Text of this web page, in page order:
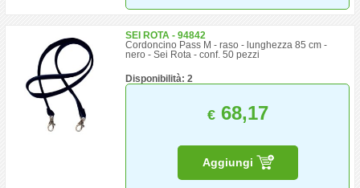
SEI ROTA - 94842
Cordoncino Pass M - raso - lunghezza 85 cm -
nero - Sei Rota - conf. 50 pezzi
Disponibilità: 2
€68,17
Aggiungi